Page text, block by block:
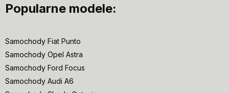
Popularne modele:
Samochody Fiat Punto
Samochody Opel Astra
Samochody Ford Focus
Samochody Audi A6